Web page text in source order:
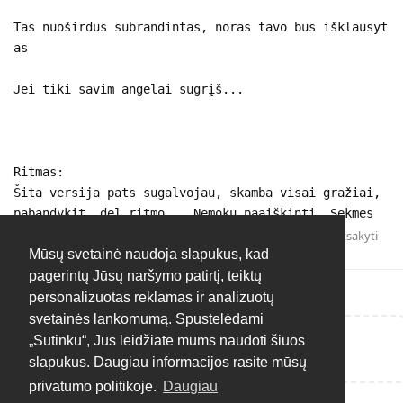
Mūsų svetainė naudoja slapukus, kad
pagerintų Jūsų naršymo patirtį, teiktų
personalizuotas reklamas ir analizuotų
svetainės lankomumą. Spustelėdami
„Sutinku“, Jūs leidžiate mums naudoti šiuos
slapukus. Daugiau informacijos rasite mūsų
privatumo politikoje. Daugiau
Tas nuoširdus subrandintas, noras tavo bus išklausyt
as
Jei tiki savim angelai sugrįš...
Ritmas:
Šita versija pats sugalvojau, skamba visai gražiai,
pabandykit ,del ritmo... Nemoku paaiškinti. Sekmes
Atsakyti
Rašyti atsakymą...